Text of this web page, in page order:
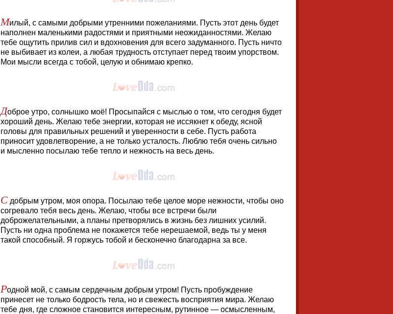
Милый, с самыми добрыми утренними пожеланиями. Пусть этот день будет
наполнен маленькими радостями и приятными неожиданностями. Желаю
тебе ощутить прилив сил и вдохновения для всего задуманного. Пусть ничто
не выбивает из колеи, а любая трудность отступает перед твоим упорством.
Мои мысли всегда с тобой, целую и обнимаю крепко.
Доброе утро, солнышко моё! Просыпайся с мыслью о том, что сегодня будет
хороший день. Желаю тебе энергии, которая не иссякнет к обеду, ясной
головы для правильных решений и уверенности в себе. Пусть работа
приносит удовлетворение, а не только усталость. Люблю тебя очень сильно
и мысленно посылаю тебе тепло и нежность на весь день.
С добрым утром, моя опора. Посылаю тебе целое море нежности, чтобы оно
согревало тебя весь день. Желаю, чтобы все встречи были
доброжелательными, а планы претворялись в жизнь без лишних усилий.
Пусть ни одна проблема не покажется тебе нерешаемой, ведь ты у меня
такой способный. Я горжусь тобой и бесконечно благодарна за все.
Родной мой, с самым сердечным добрым утром! Пусть пробуждение
принесет не только бодрость тела, но и свежесть восприятия мира. Желаю
тебе дня, где сложное становится интересным, рутинное — осмысленным,